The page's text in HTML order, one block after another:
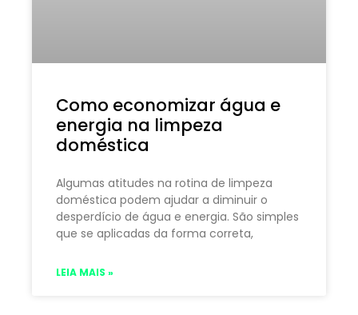
Como economizar água e
energia na limpeza
doméstica
Algumas atitudes na rotina de limpeza
doméstica podem ajudar a diminuir o
desperdício de água e energia. São simples
que se aplicadas da forma correta,
LEIA MAIS »